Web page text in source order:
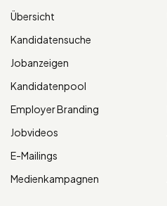
Übersicht
Kandidatensuche
Jobanzeigen
Kandidatenpool
Employer Branding
Jobvideos
E-Mailings
Medienkampagnen